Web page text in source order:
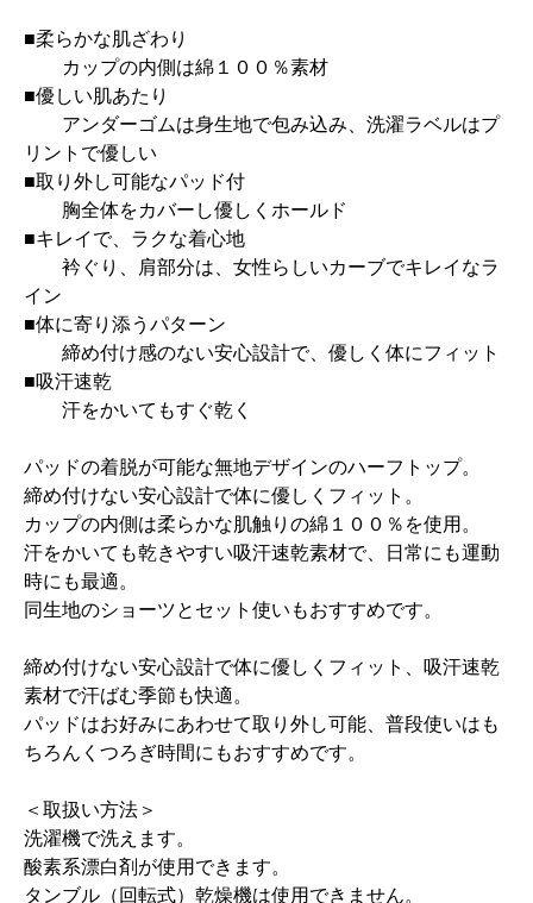
■柔らかな肌ざわり
カップの内側は綿１００％素材
■優しい肌あたり
アンダーゴムは身生地で包み込み、洗濯ラベルはプ
リントで優しい
■取り外し可能なパッド付
胸全体をカバーし優しくホールド
■キレイで、ラクな着心地
衿ぐり、肩部分は、女性らしいカーブでキレイなラ
イン
■体に寄り添うパターン
締め付け感のない安心設計で、優しく体にフィット
■吸汗速乾
汗をかいてもすぐ乾く
パッドの着脱が可能な無地デザインのハーフトップ。
締め付けない安心設計で体に優しくフィット。
カップの内側は柔らかな肌触りの綿１００％を使用。
汗をかいても乾きやすい吸汗速乾素材で、日常にも運動
時にも最適。
同生地のショーツとセット使いもおすすめです。
締め付けない安心設計で体に優しくフィット、吸汗速乾
素材で汗ばむ季節も快適。
パッドはお好みにあわせて取り外し可能、普段使いはも
ちろんくつろぎ時間にもおすすめです。
＜取扱い方法＞
洗濯機で洗えます。
酸素系漂白剤が使用できます。
タンブル（回転式）乾燥機は使用できません。